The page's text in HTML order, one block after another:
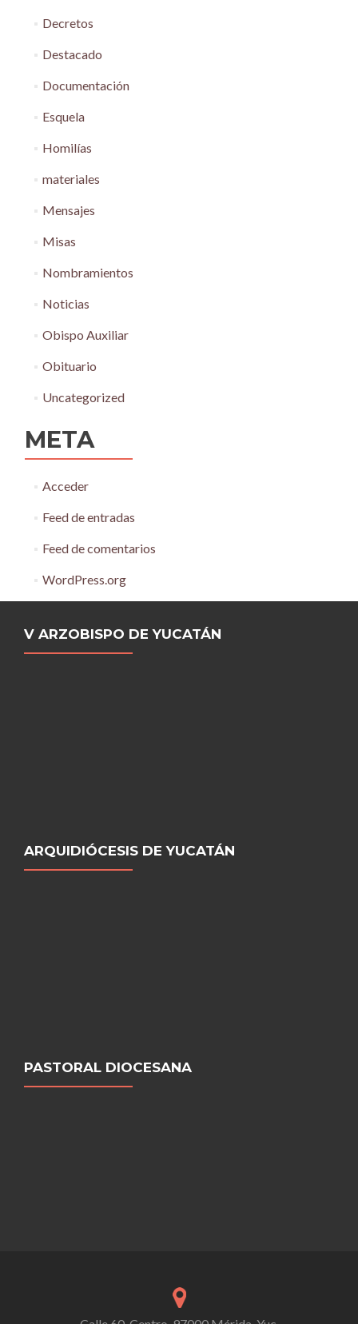
Decretos
Destacado
Documentación
Esquela
Homilías
materiales
Mensajes
Misas
Nombramientos
Noticias
Obispo Auxiliar
Obituario
Uncategorized
META
Acceder
Feed de entradas
Feed de comentarios
WordPress.org
V ARZOBISPO DE YUCATÁN
ARQUIDIÓCESIS DE YUCATÁN
PASTORAL DIOCESANA